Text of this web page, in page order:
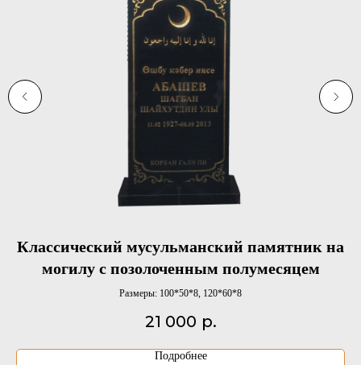
Классический мусульманский памятник на
могилу с позолоченным полумесяцем
Размеры: 100*50*8, 120*60*8
21 000 р.
Подробнее